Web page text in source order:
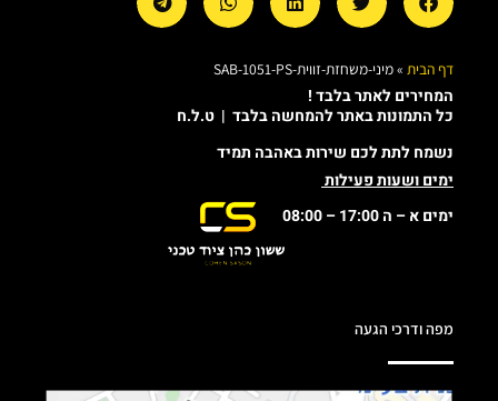
דף הבית »מיני-משחזת-זווית-SAB-1051-PS
המחירים לאתר בלבד !
כל התמונות באתר להמחשה בלבד | ט.ל.ח
נשמח לתת לכם שירות באהבה תמיד
ימים ושעות פעילות
ימים א – ה 17:00 – 08:00
מפה ודרכי הגעה